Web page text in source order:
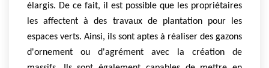
élargis. De ce fait, il est possible que les propriétaires
les affectent à des travaux de plantation pour les
espaces verts. Ainsi, ils sont aptes à réaliser des gazons
d'ornement ou d'agrément avec la création de